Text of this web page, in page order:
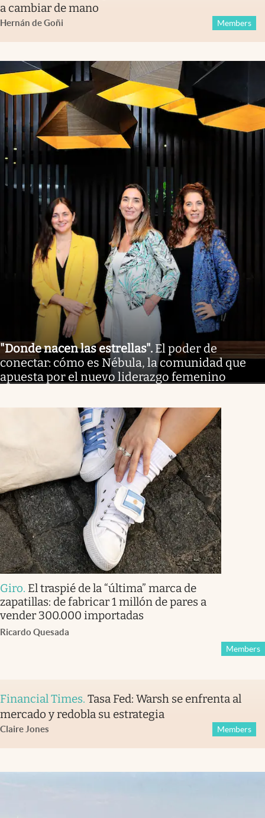
a cambiar de mano
Hernán de Goñi Members
"Donde nacen las estrellas". El poder de
conectar: cómo es Nébula, la comunidad que
apuesta por el nuevo liderazgo femenino
Giro. El traspié de la “última” marca de
zapatillas: de fabricar 1 millón de pares a
vender 300.000 importadas
Ricardo Quesada
Members
Financial Times. Tasa Fed: Warsh se enfrenta al
mercado y redobla su estrategia
Claire Jones Members